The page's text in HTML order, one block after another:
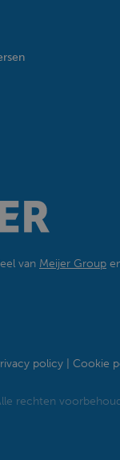
van Meijer Group
policy Cookie
rechten